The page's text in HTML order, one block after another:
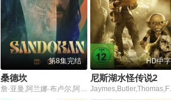
第8集完结
桑德坎
詹·亚曼,阿兰娜·布卢尔,阿莱桑德罗·普莱齐奥西,爱德·维斯特维克,约翰·汉纳
HD中字
尼斯湖水怪传说2